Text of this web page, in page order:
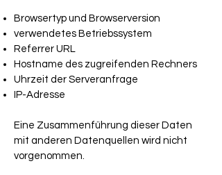
Browsertyp und Browserversion
verwendetes Betriebssystem
Referrer URL
Hostname des zugreifenden Rechners
Uhrzeit der Serveranfrage
IP-Adresse
Eine Zusammenführung dieser Daten
mit anderen Datenquellen wird nicht
vorgenommen.